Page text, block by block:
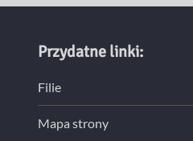
Przydatne linki:
Filie
Mapa strony